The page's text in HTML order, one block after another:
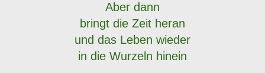
Aber dann
bringt die Zeit heran
und das Leben wieder
in die Wurzeln hinein